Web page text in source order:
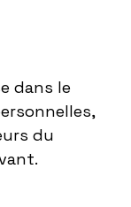
dans le
du